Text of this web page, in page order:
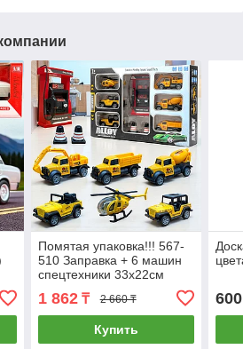
Помятая упаковка!!! 567-
510 Заправка + 6 машин
спецтехники 33х22см
1 862₸ 2 660 ₸
Купить
600